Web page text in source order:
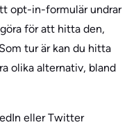
opt-in-formulär undrar
för att hitta den,
tur är kan du hitta
olika alternativ, bland
eller Twitter